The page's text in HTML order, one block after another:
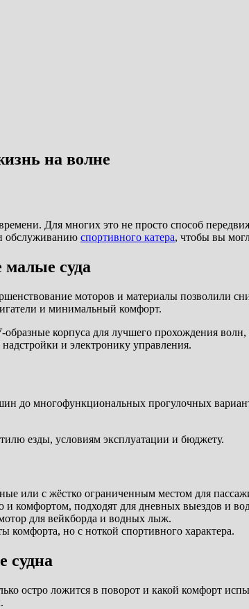
на волне
Для многих это не просто способ
обслуживанию спортивного катера, чтобы вы
суда
моторов и материалы позволили
и минимальный комфорт.
корпуса для лучшего прохождения
и электронику управления.
до многофункциональных прогулочных
езды, условиям эксплуатации и бюджету.
или с жёстко ограниченным местом для
комфортом, подходят для дневных выездов и
для вейкборда и водных лыж.
комфорта, но с ноткой спортивного характера.
судна
остро ложится в поворот и какой комфорт